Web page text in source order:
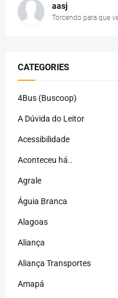
aasj
Torcendo para que
CATEGORIES
4Bus (Buscoop)
A Dúvida do Leitor
Acessibilidade
Aconteceu há..
Agrale
Águia Branca
Alagoas
Aliança
Aliança Transportes
Amapá